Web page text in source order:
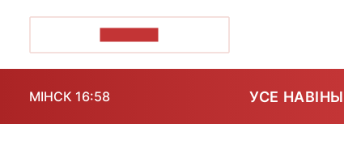
МІНСК 16:58 УСЕ НАВІНЫ